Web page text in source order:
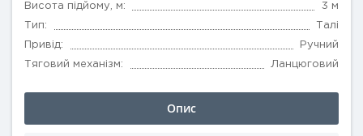
Висота підйому, м: 3 м
Тип: Талі
Привід: Ручний
Тяговий механізм: Ланцюговий
Опис